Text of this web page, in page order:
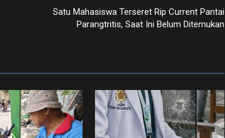
Satu Mahasiswa Terseret Rip Current Pantai
Parangtritis, Saat Ini Belum Ditemukan